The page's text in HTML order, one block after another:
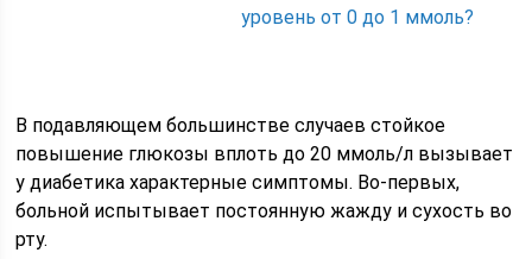
уровень от 0 до 1 ммоль?
В подавляющем большинстве случаев стойкое
повышение глюкозы вплоть до 20 ммоль/л вызывает
у диабетика характерные симптомы. Во-первых,
больной испытывает постоянную жажду и сухость во
рту.